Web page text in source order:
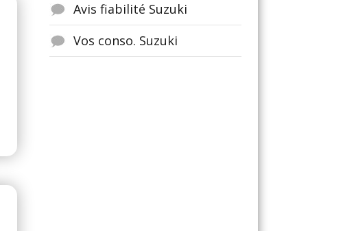
Avis fiabilité Suzuki
Vos conso. Suzuki